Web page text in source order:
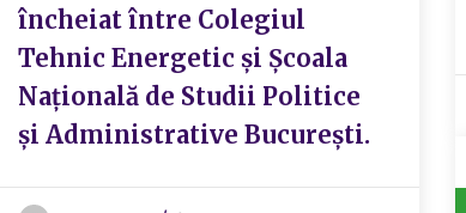
încheiat între Colegiul
Tehnic Energetic și Școala
Națională de Studii Politice
și Administrative București.